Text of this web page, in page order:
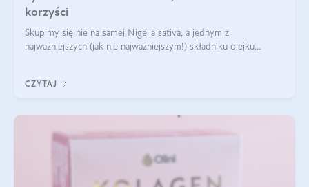
korzyści
Skupimy się nie na samej Nigella sativa, a jednym z
najważniejszych (jak nie najważniejszym!) składniku olejku
CZYTAJ